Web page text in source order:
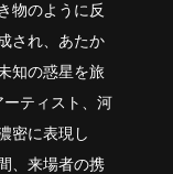
物のように反
され、あたか
知の惑星を旅
ーティスト、河
密に表現し
、来場者の携